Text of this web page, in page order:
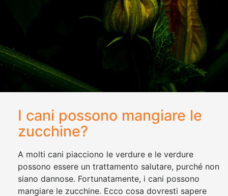
I cani possono mangiare le
zucchine?
A molti cani piacciono le verdure e le verdure
possono essere un trattamento salutare, purché non
siano dannose. Fortunatamente, i cani possono
mangiare le zucchine. Ecco cosa dovresti sapere